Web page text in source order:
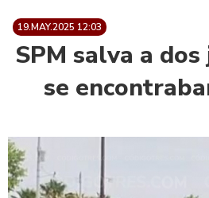
19.MAY.2025 12:03
SPM salva a
se